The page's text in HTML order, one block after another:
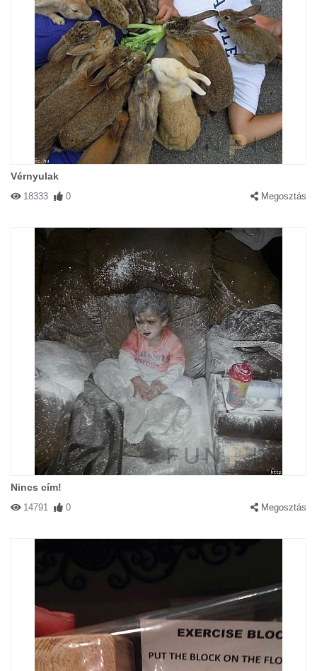
Vérnyulak
18333 0 Megosztás
Nincs cím!
14791 0 Megosztás